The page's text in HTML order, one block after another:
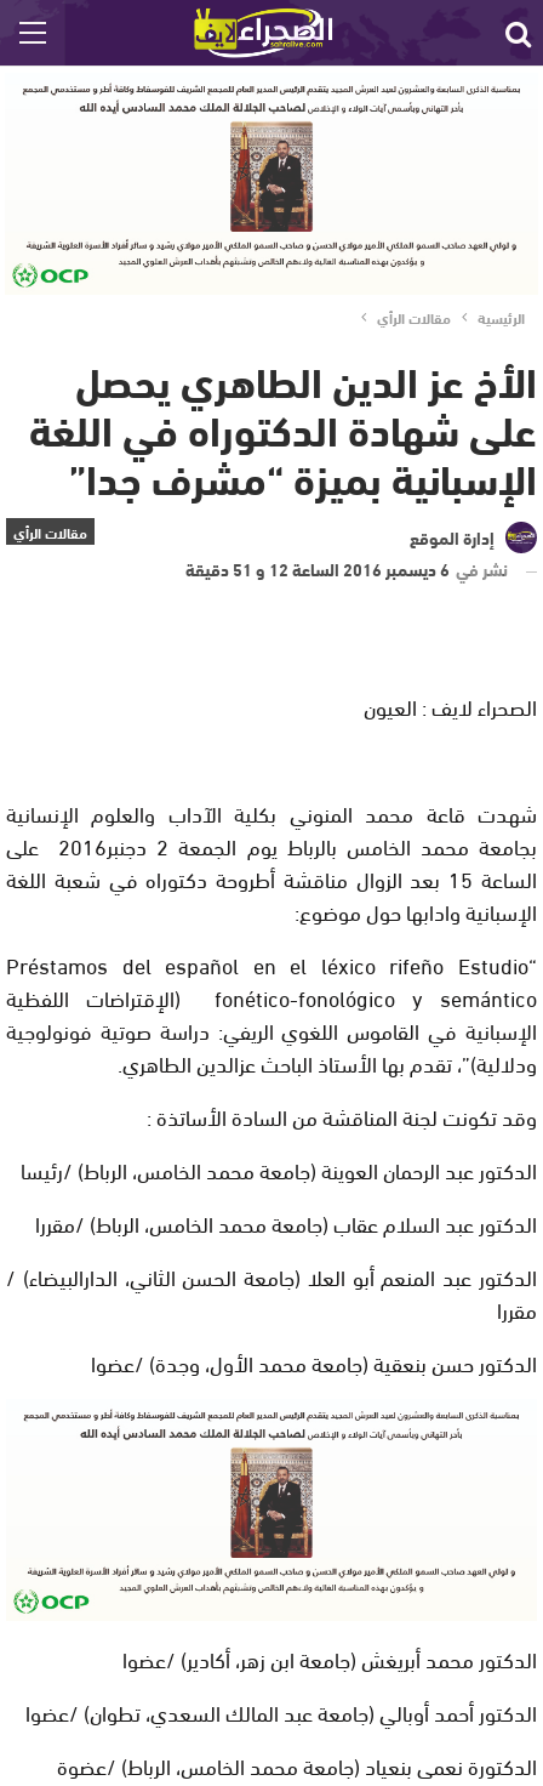
الرئيسية مقالات الرأي
الأخ عز الدين الطاهري يحصل
على شهادة الدكتوراه في اللغة
الإسبانية بميزة “مشرف جدا”
مقالات الرأي
إدارة الموقع
نشر في 6 ديسمبر 2016 الساعة 12 و 51 دقيقة
الصحراء لايف : العيون
شهدت قاعة محمد المنوني بكلية الآداب والعلوم الإنسانية
بجامعة محمد الخامس بالرباط يوم الجمعة 2 دجنبر2016 على
الساعة 15 بعد الزوال مناقشة أطروحة دكتوراه في شعبة اللغة
الإسبانية وادابها حول موضوع:
“Préstamos del español en el léxico rifeño Estudio
fonético-fonológico y semántico (الإقتراضات اللفظية
الإسبانية في القاموس اللغوي الريفي: دراسة صوتية فونولوجية
ودلالية)”، تقدم بها الأستاذ الباحث عزالدين الطاهري.
وقد تكونت لجنة المناقشة من السادة الأساتذة :
الدكتور عبد الرحمان العوينة (جامعة محمد الخامس، الرباط) /رئيسا
الدكتور عبد السلام عقاب (جامعة محمد الخامس، الرباط) /مقررا
الدكتور عبد المنعم أبو العلا (جامعة الحسن الثاني، الدارالبيضاء) /
مقررا
الدكتور حسن بنعقية (جامعة محمد الأول، وجدة) /عضوا
الدكتور محمد أبريغش (جامعة ابن زهر، أكادير) /عضوا
الدكتور أحمد أوبالي (جامعة عبد المالك السعدي، تطوان) /عضوا
الدكتورة نعمى بنعياد (جامعة محمد الخامس، الرباط) /عضوة